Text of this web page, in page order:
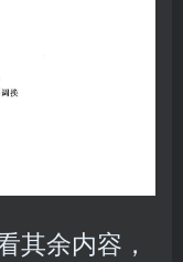
其余内容，